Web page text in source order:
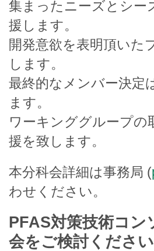
集まったニーズとシー
援します。
開発意欲を表明頂いた
します。
最終的なメンバー決定
ます。
ワーキンググループの
援を致します。
本分科会詳細は事務局 (
わせください。
PFAS対策技術コン
会をご検討ください